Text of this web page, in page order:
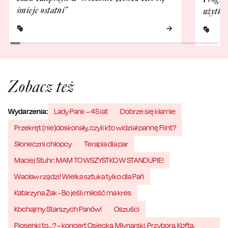
śmieje ostatni”
Zobacz też
Wydarzenia: Lady Pank – 45 lat
Dobrze się kłamie
Przekręt (nie)doskonały, czyli kto widział pannę Flint?
Słoneczni chłopcy
Terapia dla par
Maciej Stuhr: MAM TO WSZYSTKO W STANDUPIE!
Wacław rządzi! Wielka sztuka tylko dla Pań
Katarzyna Żak - Bo jeśli miłość ma kres
Kochajmy Starszych Panów!
Oszuści
Piosenki to...? – koncert Osiecka, Młynarski, Przybora, Kofta.